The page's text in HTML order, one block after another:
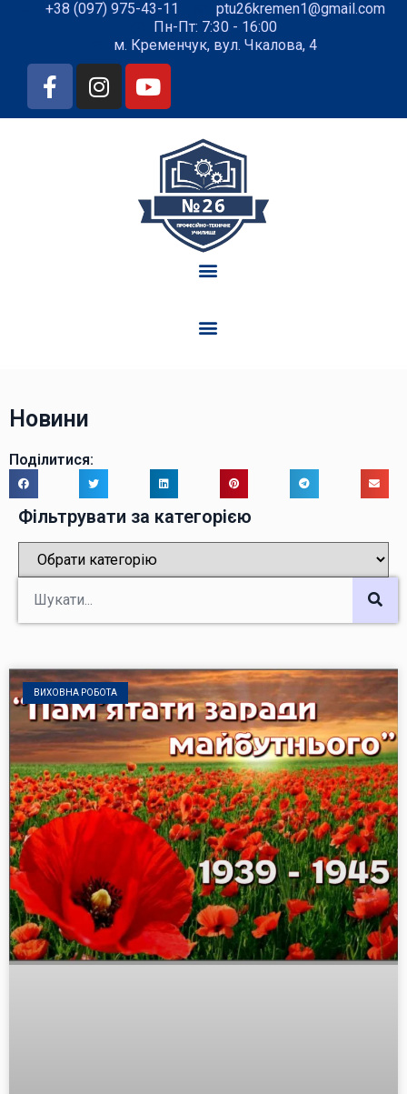
+38 (097) 975-43-11
ptu26kremen1@gmail.com
Пн-Пт: 7:30 - 16:00
м. Кременчук, вул. Чкалова, 4
Новини
Поділитися:
Фільтрувати за категорією
ВИХОВНА РОБОТА